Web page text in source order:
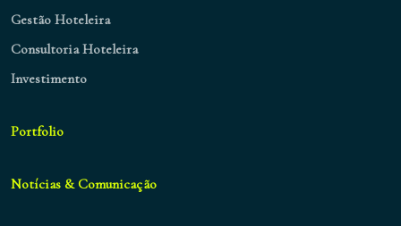
Gestão Hoteleira
Consultoria Hoteleira
Investimento
Portfolio
Notícias & Comunicação